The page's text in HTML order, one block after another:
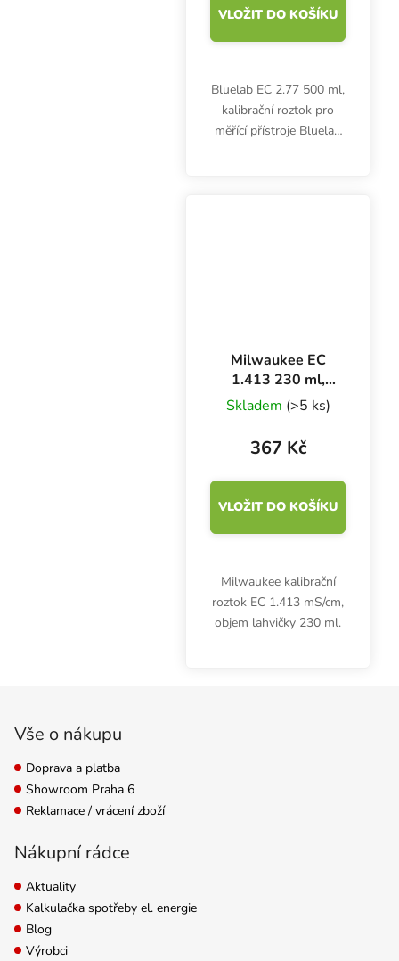
VLOŽIT DO KOŠÍKU
Bluelab EC 2.77 500 ml,
kalibrační roztok pro
měřící přístroje Bluelab
Milwaukee EC
1.413 230 ml,
kalibrační roztok
Skladem (>5 ks)
367 Kč
VLOŽIT DO KOŠÍKU
Milwaukee kalibrační
roztok EC 1.413 mS/cm,
objem lahvičky 230 ml.
Vše o nákupu
Doprava a platba
Showroom Praha 6
Reklamace / vrácení zboží
Nákupní rádce
Aktuality
Kalkulačka spotřeby el. energie
Blog
Výrobci